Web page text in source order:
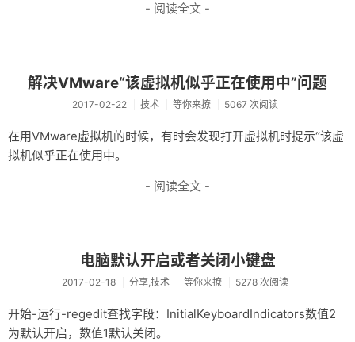
归档
关于
- 阅读全文 -
解决VMware“该虚拟机似乎正在使用中”问题
2017-02-22 技术 等你来撩 5067 次阅读
在用VMware虚拟机的时候，有时会发现打开虚拟机时提示“该虚
拟机似乎正在使用中。
- 阅读全文 -
电脑默认开启或者关闭小键盘
2017-02-18 分享,技术 等你来撩 5278 次阅读
开始-运行-regedit查找字段：InitialKeyboardIndicators数值2
为默认开启，数值1默认关闭。